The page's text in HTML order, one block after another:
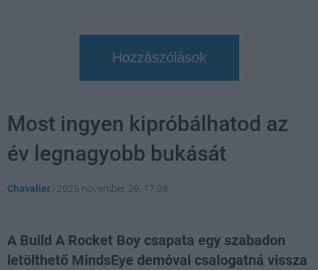
Hozzászólások
Most ingyen kipróbálhatod az
év legnagyobb bukását
Chavalier | 2025 november 29. 17:08
A Build A Rocket Boy csapata egy szabadon
letölthető MindsEye demóval csalogatná vissza